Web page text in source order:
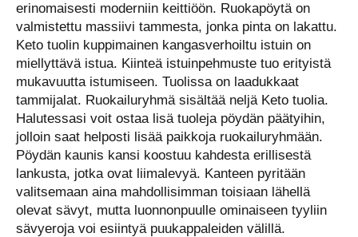
erinomaisesti moderniin keittiöön. Ruokapöytä on
valmistettu massiivi tammesta, jonka pinta on lakattu.
Keto tuolin kuppimainen kangasverhoiltu istuin on
miellyttävä istua. Kiinteä istuinpehmuste tuo erityistä
mukavuutta istumiseen. Tuolissa on laadukkaat
tammijalat. Ruokailuryhmä sisältää neljä Keto tuolia.
Halutessasi voit ostaa lisä tuoleja pöydän päätyihin,
jolloin saat helposti lisää paikkoja ruokailuryhmään.
Pöydän kaunis kansi koostuu kahdesta erillisestä
lankusta, jotka ovat liimalevyä. Kanteen pyritään
valitsemaan aina mahdollisimman toisiaan lähellä
olevat sävyt, mutta luonnonpuulle ominaiseen tyyliin
sävyeroja voi esiintyä puukappaleiden välillä.